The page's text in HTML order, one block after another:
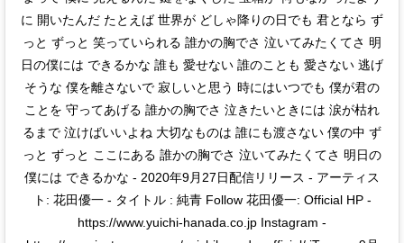
に 開いたんだ たとえば 世界が どしゃ降りの日でも 君となら ず
っと ずっと 笑っていられる 誰かの胸でさ 泣いてみたくてさ 明
日の僕には できるかな 誰も 愛せない 誰のことも 愛さない 逃げ
そうな 僕を離さないで 寂しいと思う 時にはいつでも 僕が君の
ことを 守ってあげる 誰かの胸でさ 泣きたいときには 涙が枯れ
るまで 泣けばいいよね 大切なものは 誰にも渡さない 僕の中 ず
っと ずっと ここにある 誰かの胸でさ 泣いてみたくてさ 明日の
僕には できるかな - 2020年9月27日配信リリース - アーティス
ト: 花田優一 - タイトル : 純青 Follow 花田優一: Official HP -
https://www.yuichi-hanada.co.jp Instagram -